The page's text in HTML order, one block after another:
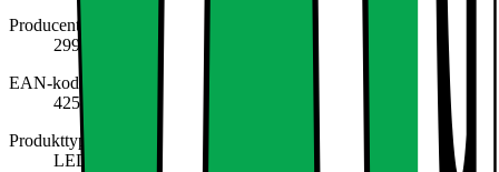
Producentens varenummer
299017855
EAN-kode
4251171793994
Produkttype
LED light